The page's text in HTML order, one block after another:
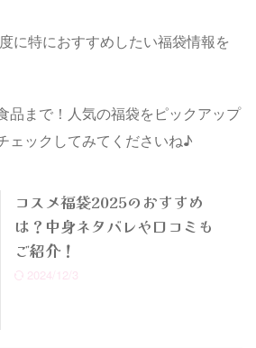
に特におすすめしたい福袋情報を
品まで！人気の福袋をピックアップ
ェックしてみてくださいね♪
コスメ福袋2025のおすすめ
は？中身ネタバレや口コミも
ご紹介！
2024/12/3